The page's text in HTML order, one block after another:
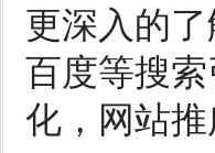
更深入的
百度等搜
化，网站